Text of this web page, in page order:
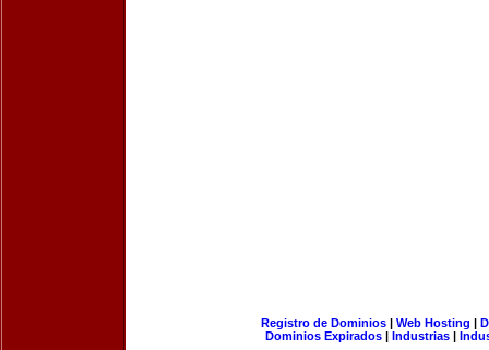
Registro de Dominios| Web Hosting |
Dominios Expirados | Industrias |